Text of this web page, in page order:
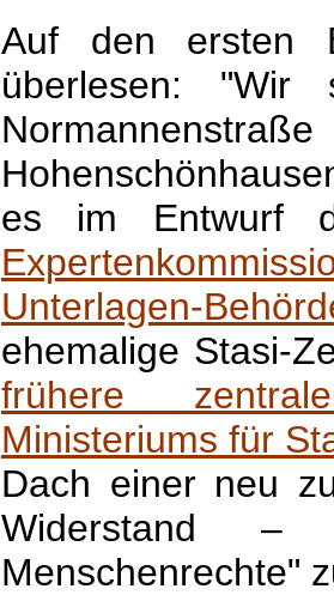
Auf den ersten
überlesen: "Wir
es im Entwurf
Unterlagen-
ehemalige Stasi-
frühere
Ministeriums für
Dach einer neu
Widerstand –
Menschenrechte"